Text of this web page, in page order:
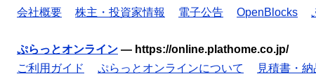
会社概要
株主・投資家情報 電子公告 OpenBlocks
ぷらっとオンライン — https://online.plathome.co.jp/
ご利用ガイド
ぷらっとオンラインについて 見積書・